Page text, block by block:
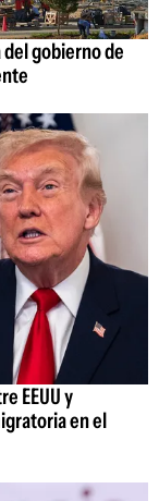
del gobierno de
EEUU y
en el